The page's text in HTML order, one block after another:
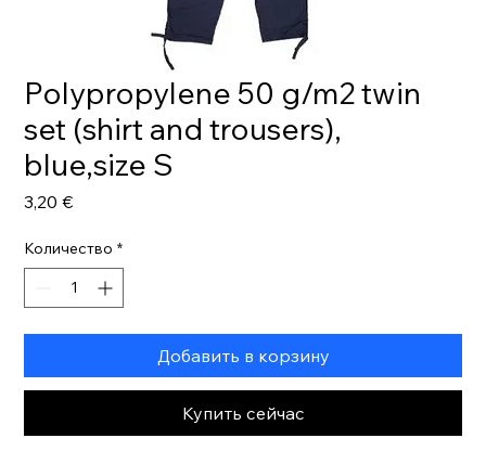
Polypropylene 50 g/m2 twin
set (shirt and trousers),
blue,size S
3,20 €Цена
Количество *
Добавить в корзину
Купить сейчас